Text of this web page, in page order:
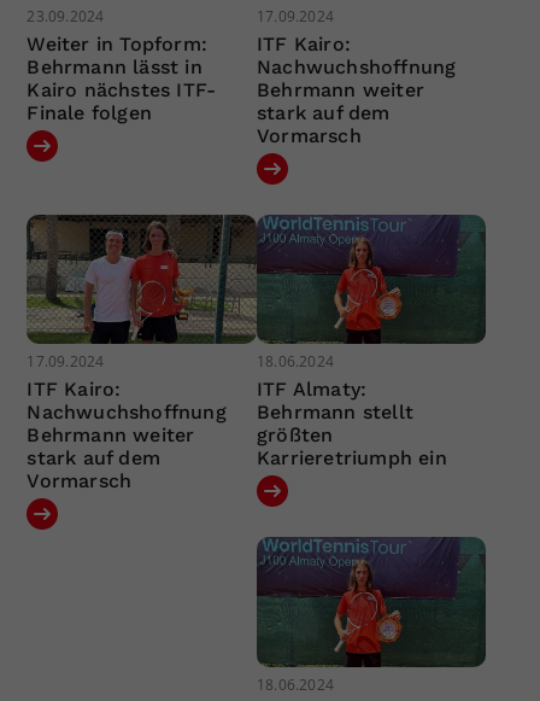
23.09.2024
Weiter in Topform:
Behrmann lässt in
Kairo nächstes ITF-
Finale folgen
17.09.2024
ITF Kairo:
Nachwuchshoffnung
Behrmann weiter
stark auf dem
Vormarsch
17.09.2024
ITF Kairo:
Nachwuchshoffnung
Behrmann weiter
stark auf dem
Vormarsch
18.06.2024
ITF Almaty:
Behrmann stellt
größten
Karrieretriumph ein
18.06.2024